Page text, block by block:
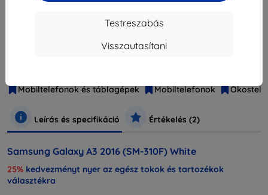
Testreszabás
Visszautasítani
Mobiltelefonok és táblagépek
Mobiltelefonok
Leírás és specifikáció Értékelés (2)
Samsung Galaxy A3 2016 (SM-310F) White
25% kedvezményt nyer az egész tokok és tartozékok
választékra